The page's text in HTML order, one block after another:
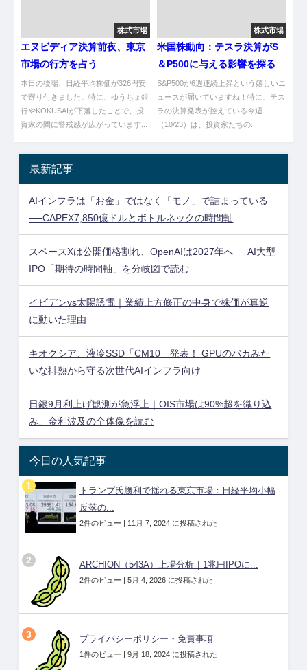
株式市場
エヌビディア決算前夜、東京
市場の行方を占う
本日の後場、日経平均株価が326円安
で寄り付きました。特に、ゆうちょ銀
行やKOKUSAIが下落したことで、投
資家の間に警戒感が広がっています...
株式市場
米国株動向：テスラ決算がS
＆P500に与える影響を探る
S&P500が6週連続上昇という嬉しいニ
ュースが届いていますね！特に、テス
ラの決算発表が控えている今週
（10/23）は、投資家たちの...
最新記事
AIインフラは「お金」ではなく「モノ」で詰まっている
──CAPEX7,850億ドルとボトルネックの時間軸
スペースXは公開価格割れ、OpenAIは2027年へ──AI大型
IPO「期待の時間軸」を分岐図で読む
イビデンvs太陽誘電｜業績上方修正の中身で株価が真逆
に動いた理由
キオクシア、液冷SSD「CM10」発表！ GPUのバカみた
いな排熱から守る次世代AIインフラ向け
日銀9月利上げ観測が急浮上｜OIS市場は90%超を織り込
み、金利波及の全体像を読む
今日の人気記事
トランプ氏勝利で揺れる東京市場：日経平均小幅
反落の...
2件のビュー | 11月 7, 2024 に投稿された
ARCHION（543A）上場分析｜1兆円IPOに...
2件のビュー | 5月 4, 2026 に投稿された
プライバシーポリシー・免責事項
1件のビュー | 9月 18, 2024 に投稿された